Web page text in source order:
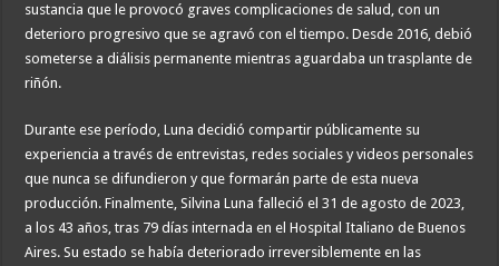
sustancia que le provocó graves complicaciones de salud, con un
deterioro progresivo que se agravó con el tiempo. Desde 2016, debió
someterse a diálisis permanente mientras aguardaba un trasplante de
riñón.
Durante ese período, Luna decidió compartir públicamente su
experiencia a través de entrevistas, redes sociales y videos personales
que nunca se difundieron y que formarán parte de esta nueva
producción. Finalmente, Silvina Luna falleció el 31 de agosto de 2023,
a los 43 años, tras 79 días internada en el Hospital Italiano de Buenos
Aires. Su estado se había deteriorado irreversiblemente en las